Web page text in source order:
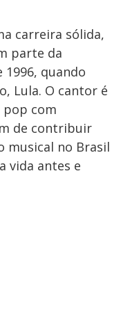
carreira sólida,
parte da
1996, quando
Lula. O cantor é
com
de contribuir
musical no Brasil
vida antes e